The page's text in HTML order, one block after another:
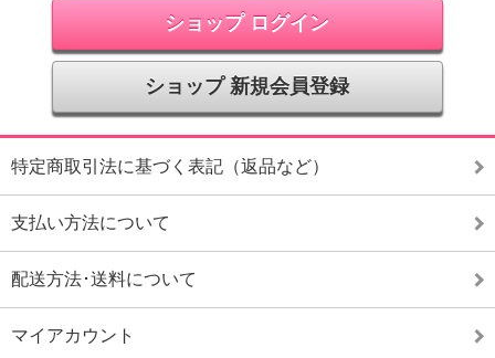
ショップ ログイン
ショップ 新規会員登録
特定商取引法に基づく表記（返品など）
支払い方法について
配送方法･送料について
マイアカウント